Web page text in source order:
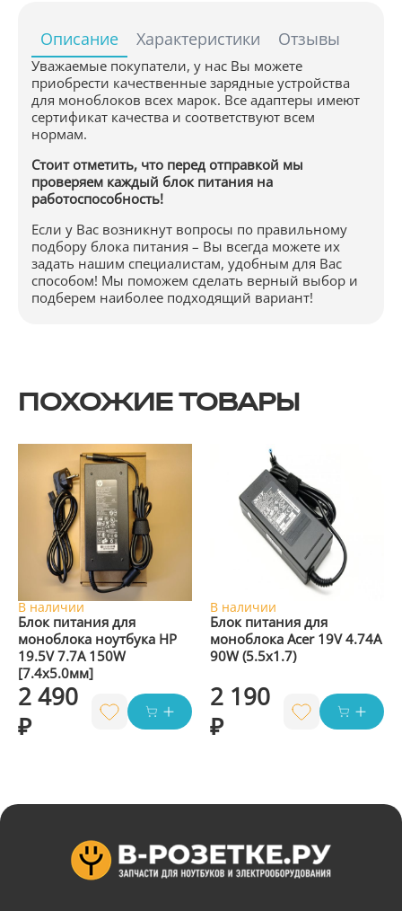
Описание Характеристики Отзывы
Уважаемые покупатели, у нас Вы можете
приобрести качественные зарядные устройства
для моноблоков всех марок. Все адаптеры имеют
сертификат качества и соответствуют всем
нормам.
Стоит отметить, что перед отправкой мы
проверяем каждый блок питания на
работоспособность!
Если у Вас возникнут вопросы по правильному
подбору блока питания – Вы всегда можете их
задать нашим специалистам, удобным для Вас
способом! Мы поможем сделать верный выбор и
подберем наиболее подходящий вариант!
ПОХОЖИЕ ТОВАРЫ
В наличии
Блок питания для
моноблока ноутбука HP
19.5V 7.7A 150W
[7.4x5.0мм]
2 490
₽
В наличии
Блок питания для
моноблока Acer 19V 4.74A
90W (5.5x1.7)
2 190
₽